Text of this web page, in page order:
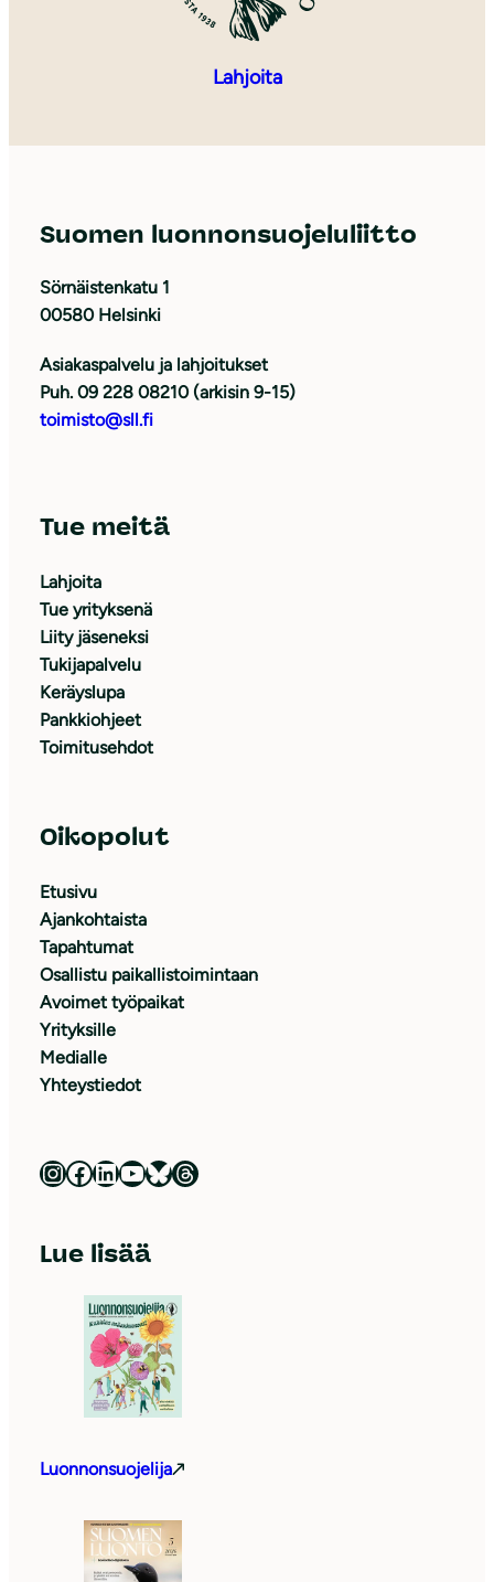
Lahjoita
Suomen luonnonsuojeluliitto
Sörnäistenkatu 1
00580 Helsinki
Asiakaspalvelu ja lahjoitukset
Puh. 09 228 08210 (arkisin 9-15)
toimisto@sll.fi
Tue meitä
Lahjoita
Tue yrityksenä
Liity jäseneksi
Tukijapalvelu
Keräyslupa
Pankkiohjeet
Toimitusehdot
Oikopolut
Etusivu
Ajankohtaista
Tapahtumat
Osallistu paikallistoimintaan
Avoimet työpaikat
Yrityksille
Medialle
Yhteystiedot
Luonnonsuojeluliitto Instagramissa Luonnonsuojeluliitto Facebookissa Luonnonsuojeluliitto LinkedInissä Luonnonsuojeluliiton YouTube-kanava Luonnonsuojeluliitto Blueskyssa Luonnonsuojeluliitto Threadsissa
Lue lisää
Luonnonsuojelija